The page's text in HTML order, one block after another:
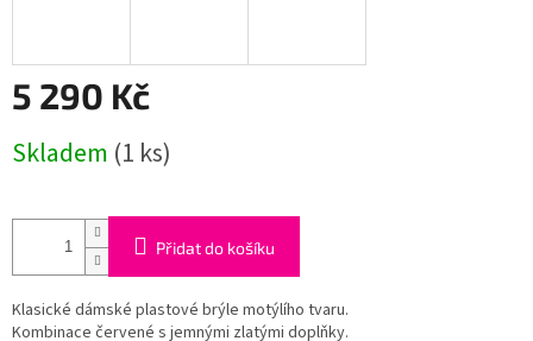
5 290 Kč
cena:
Skladem (1 ks)
Přidat do košíku
Klasické dámské plastové brýle motýlího tvaru.
Kombinace červené s jemnými zlatými doplňky.